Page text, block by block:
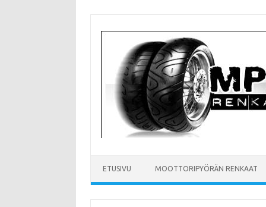
content
ETUSIVU MOOTTORIPYÖRÄN RENKAAT